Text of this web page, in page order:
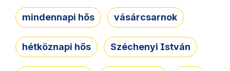
mindennapi hős vásárcsarnok
hétköznapi hős Széchenyi István